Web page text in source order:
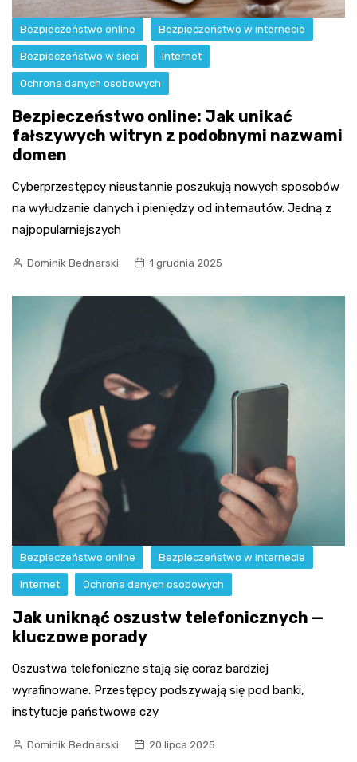
Bezpieczeństwo online Bezpieczeństwo w internecie
Bezpieczeństwo w sieci Internet
Ochrona danych osobowych
Bezpieczeństwo online: Jak unikać
fałszywych witryn z podobnymi nazwami
domen
Cyberprzestępcy nieustannie poszukują nowych sposobów
na wyłudzanie danych i pieniędzy od internautów. Jedną z
najpopularniejszych
Dominik Bednarski 1 grudnia 2025
Bezpieczeństwo online Bezpieczeństwo w internecie
Internet Ochrona danych osobowych
Jak uniknąć oszustw telefonicznych —
kluczowe porady
Oszustwa telefoniczne stają się coraz bardziej
wyrafinowane. Przestępcy podszywają się pod banki,
instytucje państwowe czy
Dominik Bednarski 20 lipca 2025